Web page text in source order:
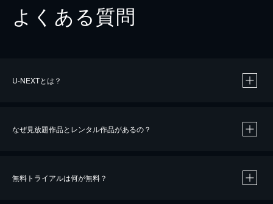
よくある質問
U-NEXTとは？
なぜ見放題作品とレンタル作品があるの？
無料トライアルは何が無料？